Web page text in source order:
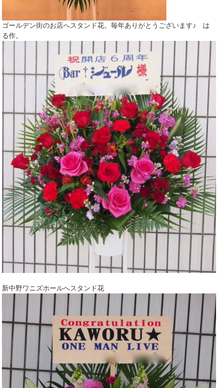
ゴールデン街のお店へスタンド花。毎年ありがとうございます♪ は
る作。
新中野ワニズホールへスタンド花